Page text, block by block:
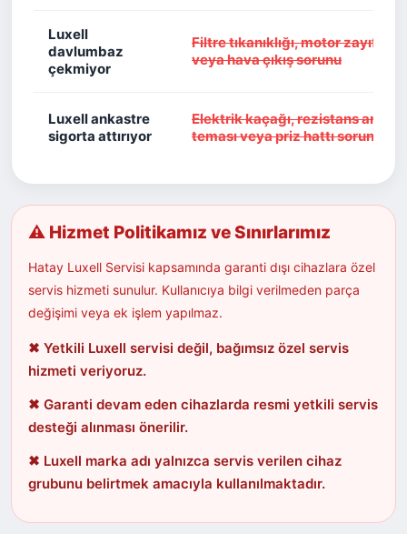
Luxell
davlumbaz
çekmiyor
Filtre tıkanıklığı, motor
veya hava çıkış sorunu
Luxell ankastre
sigorta attırıyor
Elektrik kaçağı, rezistans
teması veya priz hattı sorunu
⚠ Hizmet Politikamız ve Sınırlarımız
Hatay Luxell Servisi kapsamında garanti dışı cihazlara özel
servis hizmeti sunulur. Kullanıcıya bilgi verilmeden parça
değişimi veya ek işlem yapılmaz.
✖ Yetkili Luxell servisi değil, bağımsız özel servis
hizmeti veriyoruz.
✖ Garanti devam eden cihazlarda resmi yetkili servis
desteği alınması önerilir.
✖ Luxell marka adı yalnızca servis verilen cihaz
grubunu belirtmek amacıyla kullanılmaktadır.